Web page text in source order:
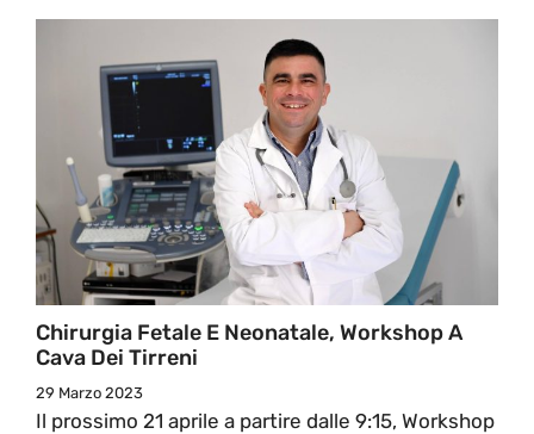
Chirurgia Fetale E Neonatale, Workshop A
Cava Dei Tirreni
29 Marzo 2023
Il prossimo 21 aprile a partire dalle 9:15, Workshop